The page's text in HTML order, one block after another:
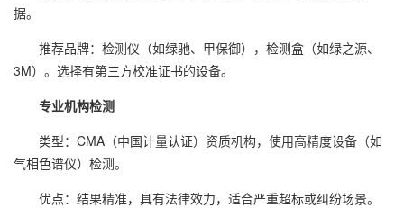
据。
推荐品牌：检测仪（如绿驰、甲保御），检测盒（如绿之源、
3M）。选择有第三方校准证书的设备。
专业机构检测
类型：CMA（中国计量认证）资质机构，使用高精度设备（如
气相色谱仪）检测。
优点：结果精准，具有法律效力，适合严重超标或纠纷场景。